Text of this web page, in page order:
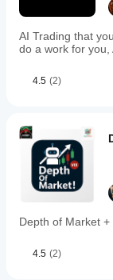
AI Trading that
do a work for
4.5 (2)
Depth of Market
4.5 (2)